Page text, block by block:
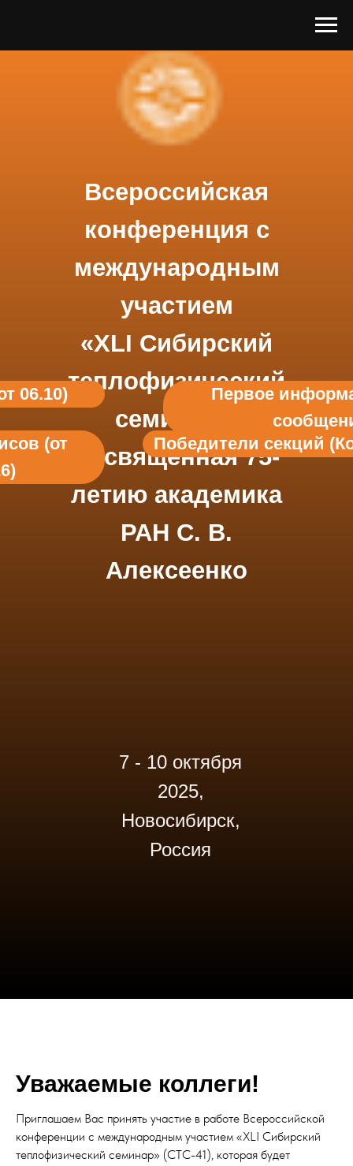
Всероссийская
конференция с
международным
участием
«XLI Сибирский
теплофизический
семинар»,
посвященная 75-
летию академика
РАН С. В.
Алексеенко
7 - 10 октября
2025,
Новосибирск,
Россия
Первое
Победители секций
06.10)
(от
Уважаемые коллеги!
Приглашаем Вас принять участие в работе Всероссийской
конференции с международным участием «XLI Сибирский
теплофизический семинар» (СТС-41), которая будет